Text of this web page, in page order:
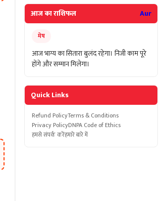
आज का राशिफल Aur
मेष
आज भाग्य का सितारा बुलंद रहेगा। निजी काम पूरे
होंगे और सम्मान मिलेगा।
Quick Links
Refund PolicyTerms & Conditions
Privacy PolicyDNPA Code of Ethics
हमसे संपर्क करेंहमारे बारे में